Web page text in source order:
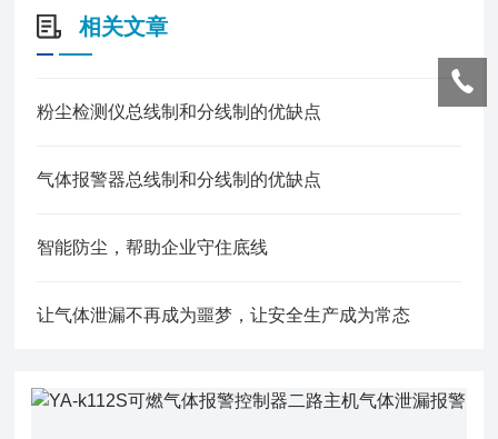
相关文章
粉尘检测仪总线制和分线制的优缺点
气体报警器总线制和分线制的优缺点
智能防尘，帮助企业守住底线
让气体泄漏不再成为噩梦，让安全生产成为常态